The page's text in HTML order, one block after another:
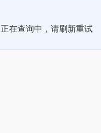
正在查询中，请刷新重试